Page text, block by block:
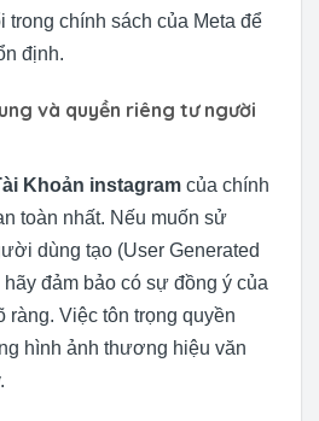
trong chính sách của Meta để
định.
và quyền riêng tư người
Khoản instagram của chính
toàn nhất. Nếu muốn sử
dùng tạo (User Generated
đảm bảo có sự đồng ý của
ràng. Việc tôn trọng quyền
hình ảnh thương hiệu văn